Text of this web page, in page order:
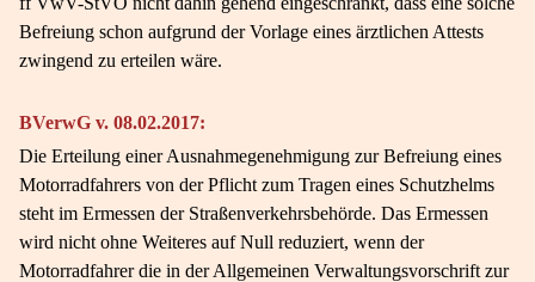
Befreiung schon aufgrund der Vorlage eines ärztlichen Attests
zwingend zu erteilen wäre.
BVerwG v. 08.02.2017:
Die Erteilung einer Ausnahmegenehmigung zur Befreiung eines
Motorradfahrers von der Pflicht zum Tragen eines Schutzhelms
steht im Ermessen der Straßenverkehrsbehörde. Das Ermessen
wird nicht ohne Weiteres auf Null reduziert, wenn der
Motorradfahrer die in der Allgemeinen Verwaltungsvorschrift zur